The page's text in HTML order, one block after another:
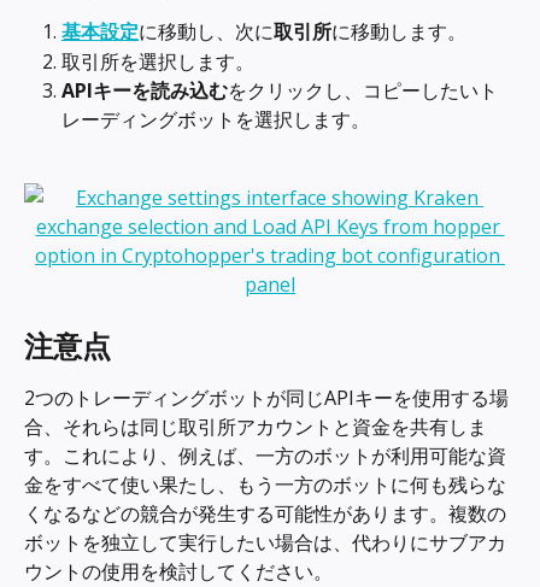
基本設定に移動し、次に取引所に移動します。
取引所を選択します。
APIキーを読み込むをクリックし、コピーしたいト
レーディングボットを選択します。
注意点
2つのトレーディングボットが同じAPIキーを使用する場
合、それらは同じ取引所アカウントと資金を共有しま
す。これにより、例えば、一方のボットが利用可能な資
金をすべて使い果たし、もう一方のボットに何も残らな
くなるなどの競合が発生する可能性があります。複数の
ボットを独立して実行したい場合は、代わりにサブアカ
ウントの使用を検討してください。